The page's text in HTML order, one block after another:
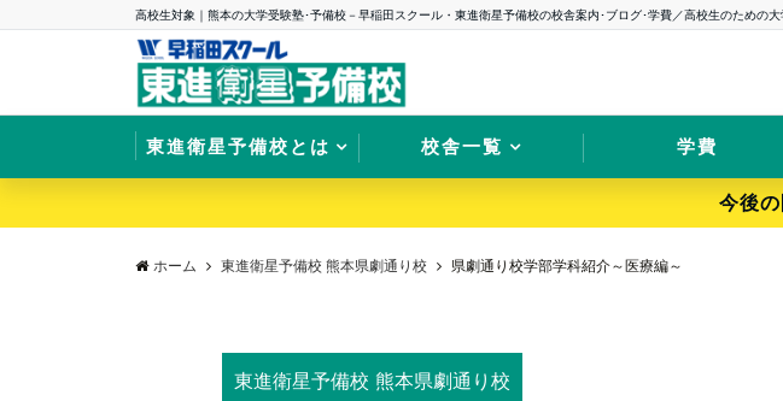
高校生対象｜熊本の大学受験塾･予備校－早稲田スクール・東進衛星予備校の校舎案内･ブログ･学費／高校生のための
東進衛星予備校とは 校舎一覧 学費
今後
ホーム 東進衛星予備校 熊本県劇通り校 県劇通り校学部学科紹介～医療編～
東進衛星予備校 熊本県劇通り校